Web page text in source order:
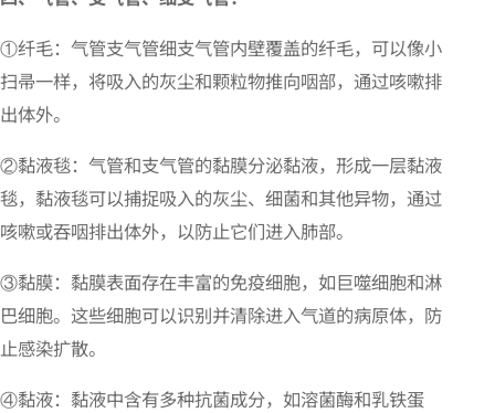
①纤毛：气管支气管细支气管内壁覆盖的纤毛，可以像小
扫帚一样，将吸入的灰尘和颗粒物推向咽部，通过咳嗽排
出体外。
②黏液毯：气管和支气管的黏膜分泌黏液，形成一层黏液
毯，黏液毯可以捕捉吸入的灰尘、细菌和其他异物，通过
咳嗽或吞咽排出体外，以防止它们进入肺部。
③黏膜：黏膜表面存在丰富的免疫细胞，如巨噬细胞和淋
巴细胞。这些细胞可以识别并清除进入气道的病原体，防
止感染扩散。
④黏液：黏液中含有多种抗菌成分，如溶菌酶和乳铁蛋